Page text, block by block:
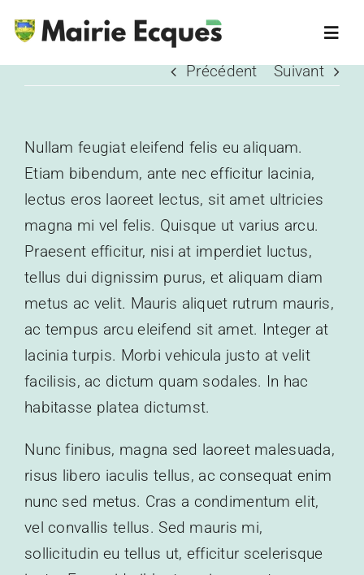
au
contenu
Toggle
Accueil
La commune
Horaires
Liens utiles
Contact
Démarches
Précédent Suivant
Nullam feugiat eleifend felis eu aliquam.
Etiam bibendum, ante nec efficitur lacinia,
lectus eros laoreet lectus, sit amet ultricies
magna mi vel felis. Quisque ut varius arcu.
Praesent efficitur, nisi at imperdiet luctus,
tellus dui dignissim purus, et aliquam diam
metus ac velit. Mauris aliquet rutrum mauris,
ac tempus arcu eleifend sit amet. Integer at
lacinia turpis. Morbi vehicula justo at velit
facilisis, ac dictum quam sodales. In hac
habitasse platea dictumst.
Nunc finibus, magna sed laoreet malesuada,
risus libero iaculis tellus, ac consequat enim
nunc sed metus. Cras a condimentum elit,
vel convallis tellus. Sed mauris mi,
sollicitudin eu tellus ut, efficitur scelerisque